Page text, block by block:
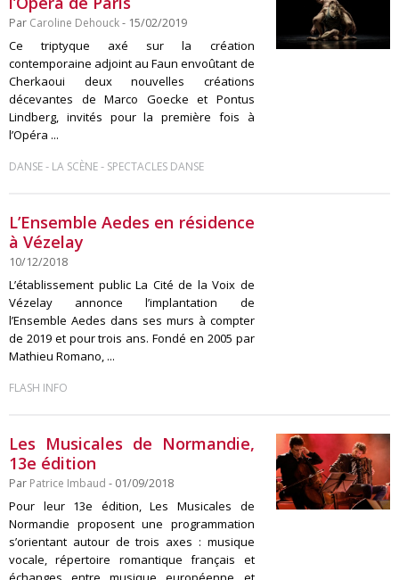
Par Caroline Dehouck- 15/02/2019
Ce triptyque axé sur la création
contemporaine adjoint au Faun envoûtant de
Cherkaoui deux nouvelles créations
décevantes de Marco Goecke et Pontus
Lindberg, invités pour la première fois à
l’Opéra ...
DANSE- LA SCÈNE- SPECTACLES DANSE
L’Ensemble Aedes en résidence
à Vézelay
10/12/2018
L’établissement public La Cité de la Voix de
Vézelay annonce l’implantation de
l’Ensemble Aedes dans ses murs à compter
de 2019 et pour trois ans. Fondé en 2005 par
Mathieu Romano, ...
FLASH INFO
Les Musicales de Normandie,
13e édition
Par Patrice Imbaud - 01/09/2018
Pour leur 13e édition, Les Musicales de
Normandie proposent une programmation
s’orientant autour de trois axes : musique
vocale, répertoire romantique français et